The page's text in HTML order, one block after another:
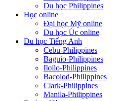
Du học Philippines
Học online
Đại học Mỹ online
Du học Úc online
Du học Tiếng Anh
Cebu-Philippines
Baguio-Philippines
Iloilo-Philippines
Bacolod-Philippines
Clark-Philippines
Manila-Philippines